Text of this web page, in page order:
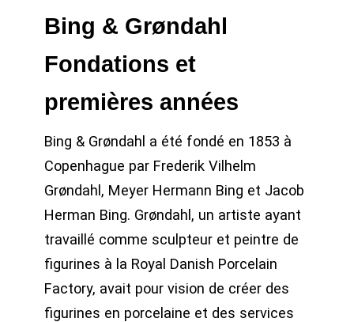
Bing & Grøndahl
Fondations et
premières années
Bing & Grøndahl a été fondé en 1853 à
Copenhague par Frederik Vilhelm
Grøndahl, Meyer Hermann Bing et Jacob
Herman Bing. Grøndahl, un artiste ayant
travaillé comme sculpteur et peintre de
figurines à la Royal Danish Porcelain
Factory, avait pour vision de créer des
figurines en porcelaine et des services